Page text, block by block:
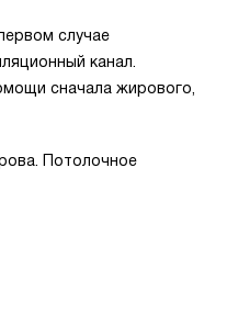
случае
канал.
сначала жирового,
Потолочное